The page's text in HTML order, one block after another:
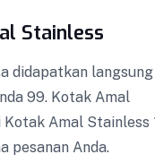
Stainless
didapatkan
99. Kotak Amal
Kotak Amal Stainless
pesanan Anda.